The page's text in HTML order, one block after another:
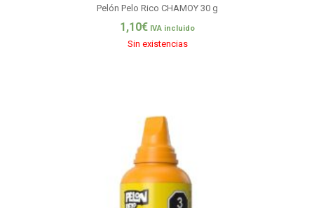
Pelón Pelo Rico CHAMOY 30 g
1,10€ IVA incluido
Sin existencias